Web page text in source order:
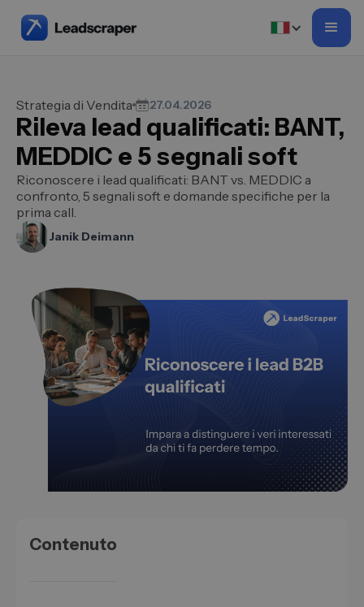
Strategia di Vendita 27.04.2026
Rileva lead qualificati: BANT,
MEDDIC e 5 segnali soft
Riconoscere i lead qualificati: BANT vs. MEDDIC a
confronto, 5 segnali soft e domande specifiche per la
prima call.
Janik Deimann
Contenuto